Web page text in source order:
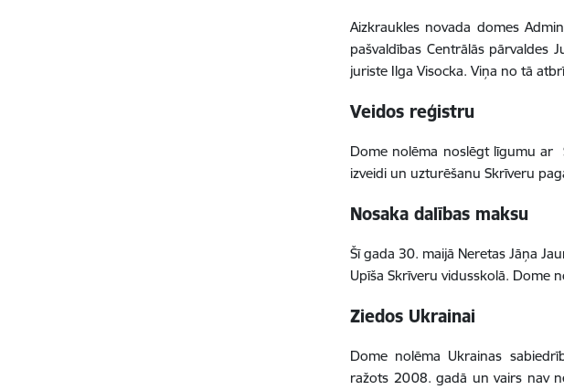
Aizkraukles novada domes
pašvaldības Centrālās pārvaldes
juriste Ilga Visocka. Viņa no tā
Veidos reģistru
Dome nolēma noslēgt līgumu ar
izveidi un uzturēšanu Skrīveru
Nosaka dalības maksu
Šī gada 30. maijā Neretas Jāņa
Upīša Skrīveru vidusskolā. Dome
Ziedos Ukrainai
Dome nolēma Ukrainas
ražots 2008. gadā un vairs nav